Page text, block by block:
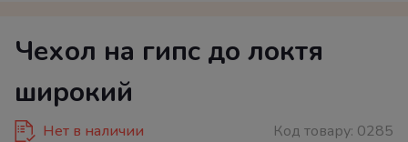
Чехол на гипс до локтя
широкий
Нет в наличии Код товару: 0285